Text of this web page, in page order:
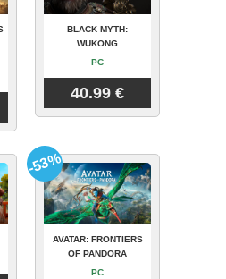
BLACK MYTH:
WUKONG
PC
40.99 €
AVATAR: FRONTIERS
OF PANDORA
PC
-53%